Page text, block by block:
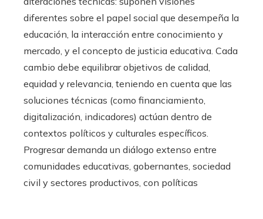
diferentes sobre el papel social que desempeña la
educación, la interacción entre conocimiento y
mercado, y el concepto de justicia educativa. Cada
cambio debe equilibrar objetivos de calidad,
equidad y relevancia, teniendo en cuenta que las
soluciones técnicas (como financiamiento,
digitalización, indicadores) actúan dentro de
contextos políticos y culturales específicos.
Progresar demanda un diálogo extenso entre
comunidades educativas, gobernantes, sociedad
civil y sectores productivos, con políticas